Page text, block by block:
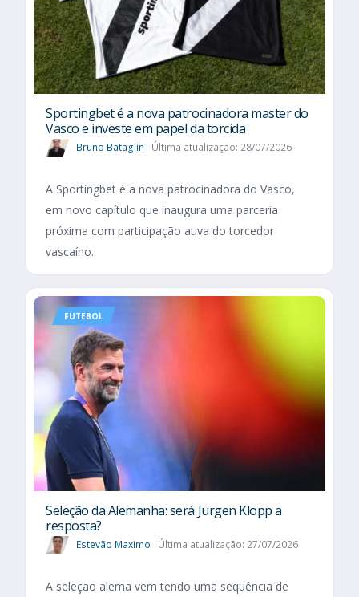
Sportingbet é a nova patrocinadora master do
Vasco e investe em papel da torcida
Bruno Bataglin Última atualização: 28/07/2026
A Sportingbet é a nova patrocinadora do Vasco,
em novo capítulo que inaugura uma parceria
próxima com participação ativa do torcedor
vascaíno.
FUTEBOL
Seleção da Alemanha: será Jürgen Klopp a
resposta?
Estevão Maximo Última atualização: 27/07/2026
A seleção alemã vem tendo uma sequência de